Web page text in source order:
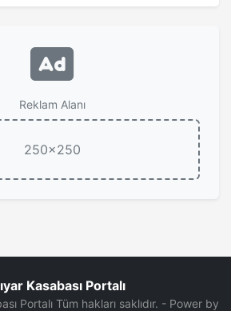
Reklam Alanı
250x250
Kasabası Portalı
Portalı Tüm hakları saklıdır. - Power by